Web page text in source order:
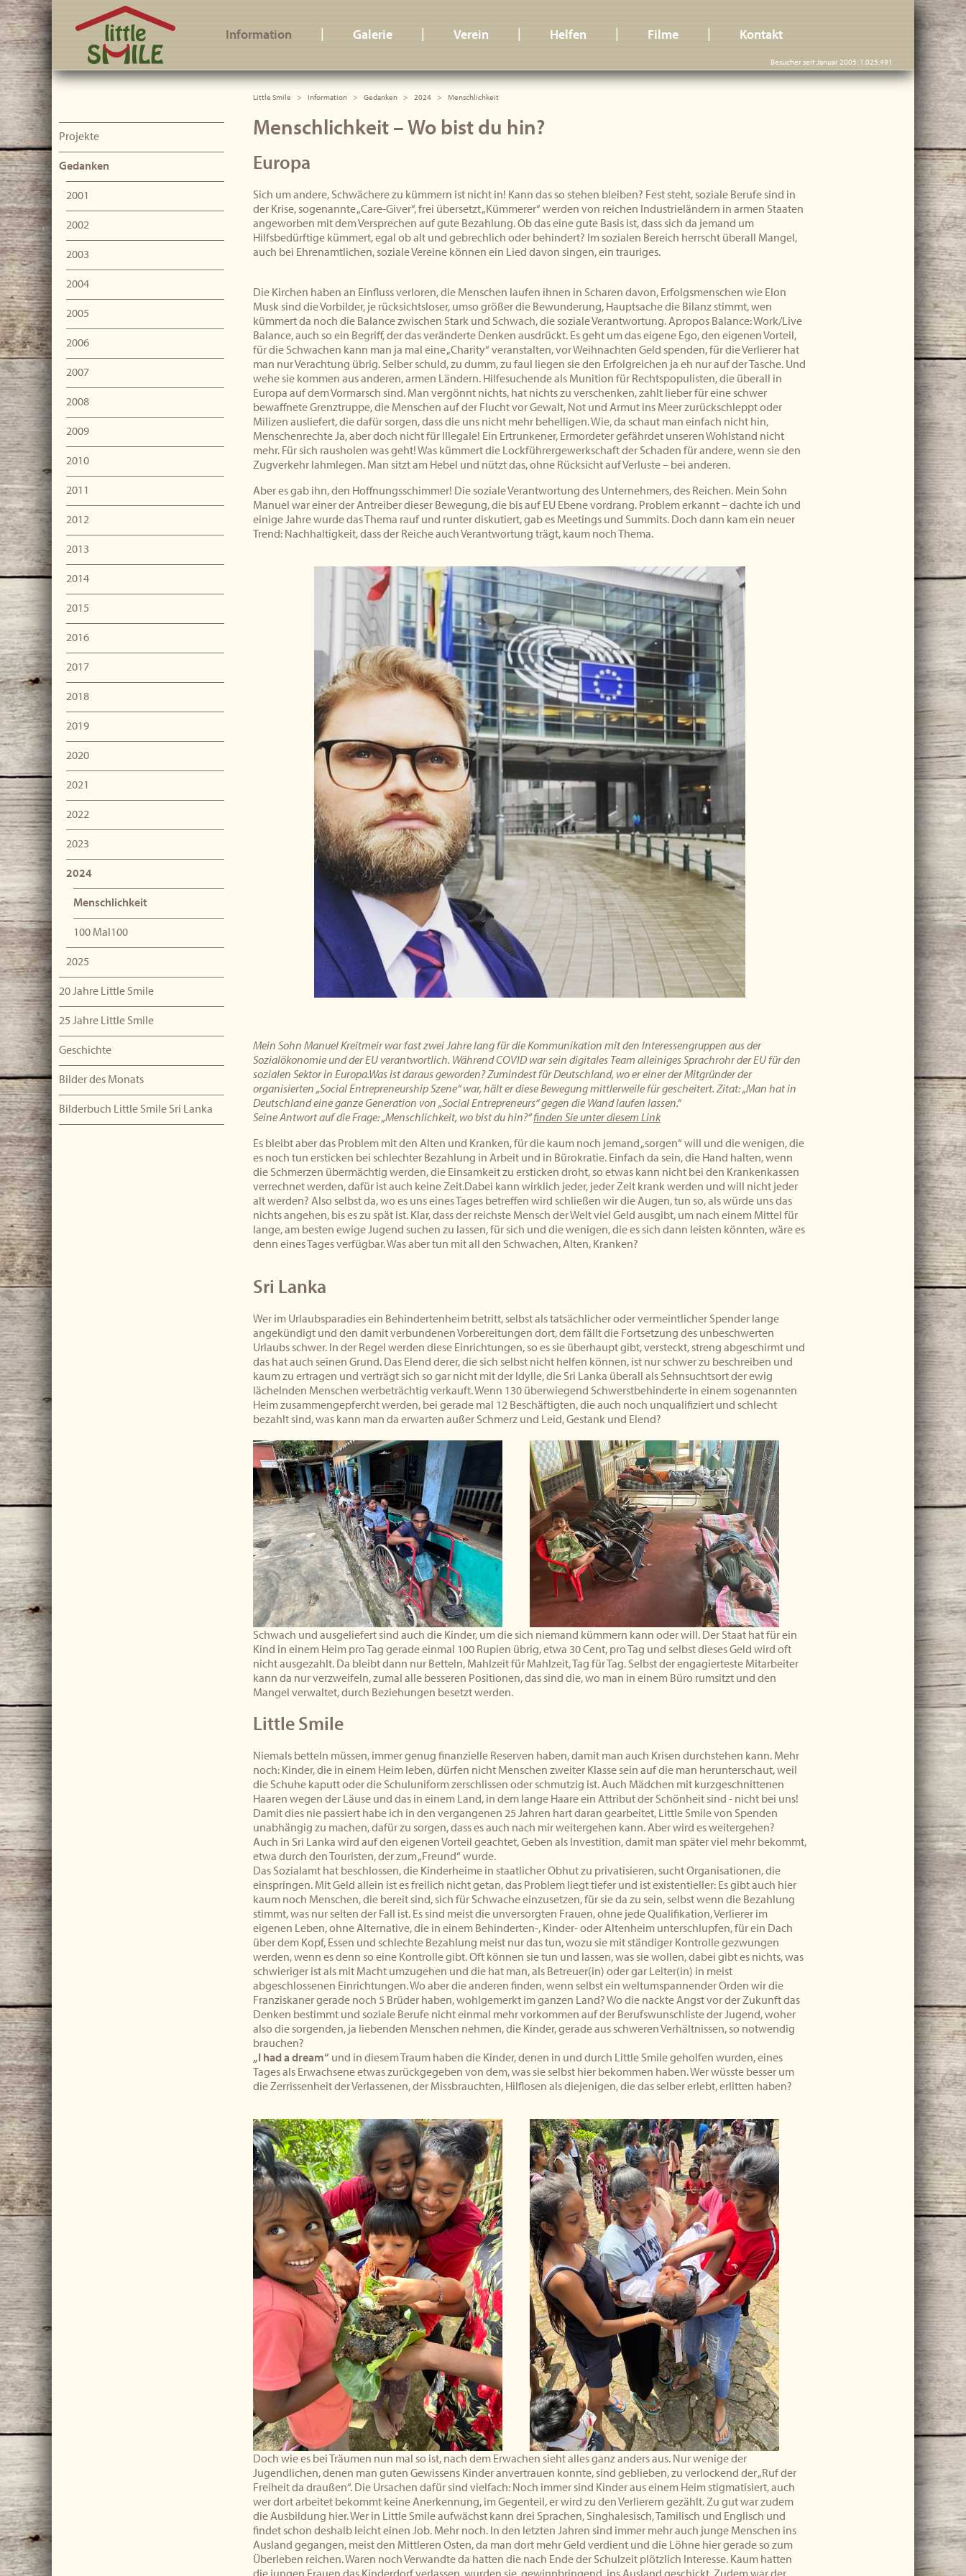
Information | Galerie | Verein | Helfen | Filme | Kontakt
Besucher seit Januar 2005: 1.025.491
Little Smile Information Gedanken 2024 Menschlichkeit
Projekte
Gedanken
2001
2002
2003
2004
2005
2006
2007
2008
2009
2010
2011
2012
2013
2014
2015
2016
2017
2018
2019
2020
2021
2022
2023
2024
Menschlichkeit
100 Mal100
2025
20 Jahre Little Smile
25 Jahre Little Smile
Geschichte
Bilder des Monats
Bilderbuch Little Smile Sri Lanka
Menschlichkeit – Wo bist du hin?
Europa
Sich um andere, Schwächere zu kümmern ist nicht in! Kann das so stehen bleiben? Fest steht, soziale Berufe sind in
der Krise, sogenannte „Care-Giver“, frei übersetzt „Kümmerer“ werden von reichen Industrieländern in armen Staaten
angeworben mit dem Versprechen auf gute Bezahlung. Ob das eine gute Basis ist, dass sich da jemand um
Hilfsbedürftige kümmert, egal ob alt und gebrechlich oder behindert? Im sozialen Bereich herrscht überall Mangel,
auch bei Ehrenamtlichen, soziale Vereine können ein Lied davon singen, ein trauriges.
Die Kirchen haben an Einfluss verloren, die Menschen laufen ihnen in Scharen davon, Erfolgsmenschen wie Elon
Musk sind die Vorbilder, je rücksichtsloser, umso größer die Bewunderung, Hauptsache die Bilanz stimmt, wen
kümmert da noch die Balance zwischen Stark und Schwach, die soziale Verantwortung. Apropos Balance: Work/Live
Balance, auch so ein Begriff, der das veränderte Denken ausdrückt. Es geht um das eigene Ego, den eigenen Vorteil,
für die Schwachen kann man ja mal eine „Charity“ veranstalten, vor Weihnachten Geld spenden, für die Verlierer hat
man nur Verachtung übrig. Selber schuld, zu dumm, zu faul liegen sie den Erfolgreichen ja eh nur auf der Tasche. Und
wehe sie kommen aus anderen, armen Ländern. Hilfesuchende als Munition für Rechtspopulisten, die überall in
Europa auf dem Vormarsch sind. Man vergönnt nichts, hat nichts zu verschenken, zahlt lieber für eine schwer
bewaffnete Grenztruppe, die Menschen auf der Flucht vor Gewalt, Not und Armut ins Meer zurückschleppt oder
Milizen ausliefert, die dafür sorgen, dass die uns nicht mehr behelligen. Wie, da schaut man einfach nicht hin,
Menschenrechte Ja, aber doch nicht für Illegale! Ein Ertrunkener, Ermordeter gefährdet unseren Wohlstand nicht
mehr. Für sich rausholen was geht! Was kümmert die Lockführergewerkschaft der Schaden für andere, wenn sie den
Zugverkehr lahmlegen. Man sitzt am Hebel und nützt das, ohne Rücksicht auf Verluste – bei anderen.
Aber es gab ihn, den Hoffnungsschimmer! Die soziale Verantwortung des Unternehmers, des Reichen. Mein Sohn
Manuel war einer der Antreiber dieser Bewegung, die bis auf EU Ebene vordrang. Problem erkannt – dachte ich und
einige Jahre wurde das Thema rauf und runter diskutiert, gab es Meetings und Summits. Doch dann kam ein neuer
Trend: Nachhaltigkeit, dass der Reiche auch Verantwortung trägt, kaum noch Thema.
Mein Sohn Manuel Kreitmeir war fast zwei Jahre lang für die Kommunikation mit den Interessengruppen aus der
Sozialökonomie und der EU verantwortlich. Während COVID war sein digitales Team alleiniges Sprachrohr der EU für den
sozialen Sektor in Europa.Was ist daraus geworden? Zumindest für Deutschland, wo er einer der Mitgründer der
organisierten „Social Entrepreneurship Szene“ war, hält er diese Bewegung mittlerweile für gescheitert. Zitat: „Man hat in
Deutschland eine ganze Generation von „Social Entrepreneurs“ gegen die Wand laufen lassen.“
Seine Antwort auf die Frage: „Menschlichkeit, wo bist du hin?“finden Sie unter diesem Link
Es bleibt aber das Problem mit den Alten und Kranken, für die kaum noch jemand „sorgen“ will und die wenigen, die
es noch tun ersticken bei schlechter Bezahlung in Arbeit und in Bürokratie. Einfach da sein, die Hand halten, wenn
die Schmerzen übermächtig werden, die Einsamkeit zu ersticken droht, so etwas kann nicht bei den Krankenkassen
verrechnet werden, dafür ist auch keine Zeit.Dabei kann wirklich jeder, jeder Zeit krank werden und will nicht jeder
alt werden? Also selbst da, wo es uns eines Tages betreffen wird schließen wir die Augen, tun so, als würde uns das
nichts angehen, bis es zu spät ist. Klar, dass der reichste Mensch der Welt viel Geld ausgibt, um nach einem Mittel für
lange, am besten ewige Jugend suchen zu lassen, für sich und die wenigen, die es sich dann leisten könnten, wäre es
denn eines Tages verfügbar. Was aber tun mit all den Schwachen, Alten, Kranken?
Sri Lanka
Wer im Urlaubsparadies ein Behindertenheim betritt, selbst als tatsächlicher oder vermeintlicher Spender lange
angekündigt und den damit verbundenen Vorbereitungen dort, dem fällt die Fortsetzung des unbeschwerten
Urlaubs schwer. In der Regel werden diese Einrichtungen, so es sie überhaupt gibt, versteckt, streng abgeschirmt und
das hat auch seinen Grund. Das Elend derer, die sich selbst nicht helfen können, ist nur schwer zu beschreiben und
kaum zu ertragen und verträgt sich so gar nicht mit der Idylle, die Sri Lanka überall als Sehnsuchtsort der ewig
lächelnden Menschen werbeträchtig verkauft. Wenn 130 überwiegend Schwerstbehinderte in einem sogenannten
Heim zusammengepfercht werden, bei gerade mal 12 Beschäftigten, die auch noch unqualifiziert und schlecht
bezahlt sind, was kann man da erwarten außer Schmerz und Leid, Gestank und Elend?
Schwach und ausgeliefert sind auch die Kinder, um die sich niemand kümmern kann oder will. Der Staat hat für ein
Kind in einem Heim pro Tag gerade einmal 100 Rupien übrig, etwa 30 Cent, pro Tag und selbst dieses Geld wird oft
nicht ausgezahlt. Da bleibt dann nur Betteln, Mahlzeit für Mahlzeit, Tag für Tag. Selbst der engagierteste Mitarbeiter
kann da nur verzweifeln, zumal alle besseren Positionen, das sind die, wo man in einem Büro rumsitzt und den
Mangel verwaltet, durch Beziehungen besetzt werden.
Little Smile
Niemals betteln müssen, immer genug finanzielle Reserven haben, damit man auch Krisen durchstehen kann. Mehr
noch: Kinder, die in einem Heim leben, dürfen nicht Menschen zweiter Klasse sein auf die man herunterschaut, weil
die Schuhe kaputt oder die Schuluniform zerschlissen oder schmutzig ist. Auch Mädchen mit kurzgeschnittenen
Haaren wegen der Läuse und das in einem Land, in dem lange Haare ein Attribut der Schönheit sind - nicht bei uns!
Damit dies nie passiert habe ich in den vergangenen 25 Jahren hart daran gearbeitet, Little Smile von Spenden
unabhängig zu machen, dafür zu sorgen, dass es auch nach mir weitergehen kann. Aber wird es weitergehen?
Auch in Sri Lanka wird auf den eigenen Vorteil geachtet, Geben als Investition, damit man später viel mehr bekommt,
etwa durch den Touristen, der zum „Freund“ wurde.
Das Sozialamt hat beschlossen, die Kinderheime in staatlicher Obhut zu privatisieren, sucht Organisationen, die
einspringen. Mit Geld allein ist es freilich nicht getan, das Problem liegt tiefer und ist existentieller: Es gibt auch hier
kaum noch Menschen, die bereit sind, sich für Schwache einzusetzen, für sie da zu sein, selbst wenn die Bezahlung
stimmt, was nur selten der Fall ist. Es sind meist die unversorgten Frauen, ohne jede Qualifikation, Verlierer im
eigenen Leben, ohne Alternative, die in einem Behinderten-, Kinder- oder Altenheim unterschlupfen, für ein Dach
über dem Kopf, Essen und schlechte Bezahlung meist nur das tun, wozu sie mit ständiger Kontrolle gezwungen
werden, wenn es denn so eine Kontrolle gibt. Oft können sie tun und lassen, was sie wollen, dabei gibt es nichts, was
schwieriger ist als mit Macht umzugehen und die hat man, als Betreuer(in) oder gar Leiter(in) in meist
abgeschlossenen Einrichtungen. Wo aber die anderen finden, wenn selbst ein weltumspannender Orden wir die
Franziskaner gerade noch 5 Brüder haben, wohlgemerkt im ganzen Land? Wo die nackte Angst vor der Zukunft das
Denken bestimmt und soziale Berufe nicht einmal mehr vorkommen auf der Berufswunschliste der Jugend, woher
also die sorgenden, ja liebenden Menschen nehmen, die Kinder, gerade aus schweren Verhältnissen, so notwendig
brauchen?
„I had a dream“ und in diesem Traum haben die Kinder, denen in und durch Little Smile geholfen wurden, eines
Tages als Erwachsene etwas zurückgegeben von dem, was sie selbst hier bekommen haben. Wer wüsste besser um
die Zerrissenheit der Verlassenen, der Missbrauchten, Hilflosen als diejenigen, die das selber erlebt, erlitten haben?
Doch wie es bei Träumen nun mal so ist, nach dem Erwachen sieht alles ganz anders aus. Nur wenige der
Jugendlichen, denen man guten Gewissens Kinder anvertrauen konnte, sind geblieben, zu verlockend der „Ruf der
Freiheit da draußen“. Die Ursachen dafür sind vielfach: Noch immer sind Kinder aus einem Heim stigmatisiert, auch
wer dort arbeitet bekommt keine Anerkennung, im Gegenteil, er wird zu den Verlierern gezählt. Zu gut war zudem
die Ausbildung hier. Wer in Little Smile aufwächst kann drei Sprachen, Singhalesisch, Tamilisch und Englisch und
findet schon deshalb leicht einen Job. Mehr noch. In den letzten Jahren sind immer mehr auch junge Menschen ins
Ausland gegangen, meist den Mittleren Osten, da man dort mehr Geld verdient und die Löhne hier gerade so zum
Überleben reichen. Waren noch Verwandte da hatten die nach Ende der Schulzeit plötzlich Interesse. Kaum hatten
die jungen Frauen das Kinderdorf verlassen, wurden sie, gewinnbringend, ins Ausland geschickt. Zudem war der